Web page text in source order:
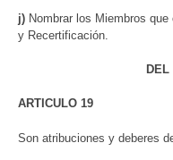
j) Nombrar los Miembros
y Recertificación.
DEL
ARTICULO 19
Son atribuciones y deberes